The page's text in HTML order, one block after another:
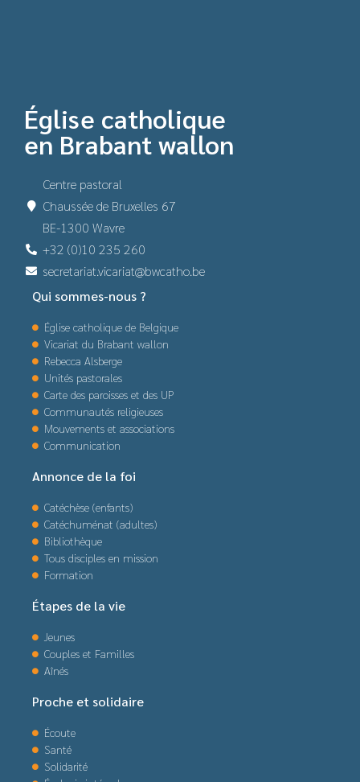
Église catholique
en Brabant wallon
Centre pastoral
Chaussée de Bruxelles 67
BE-1300 Wavre
+32 (0)10 235 260
secretariat.vicariat@bwcatho.be
Qui sommes-nous ?
Église catholique de Belgique
Vicariat du Brabant wallon
Rebecca Alsberge
Unités pastorales
Carte des paroisses et des UP
Communautés religieuses
Mouvements et associations
Communication
Annonce de la foi
Catéchèse (enfants)
Catéchuménat (adultes)
Bibliothèque
Tous disciples en mission
Formation
Étapes de la vie
Jeunes
Couples et Familles
Aînés
Proche et solidaire
Écoute
Santé
Solidarité